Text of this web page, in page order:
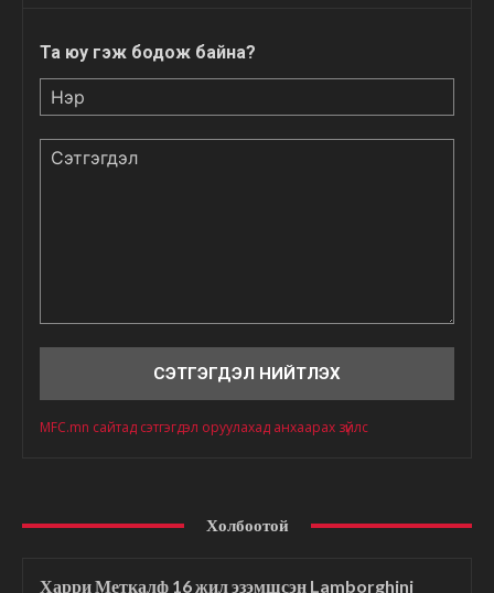
Та юу гэж бодож байна?
MFC.mn сайтад сэтгэгдэл оруулахад анхаарах зүйлс
Холбоотой
Харри Меткалф 16 жил эзэмшсэн Lamborghini